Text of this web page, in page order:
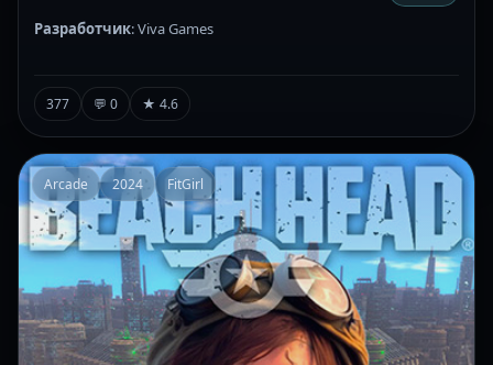
Разработчик: Viva Games
377 💬 0 ★ 4.6
Arcade 2024 FitGirl